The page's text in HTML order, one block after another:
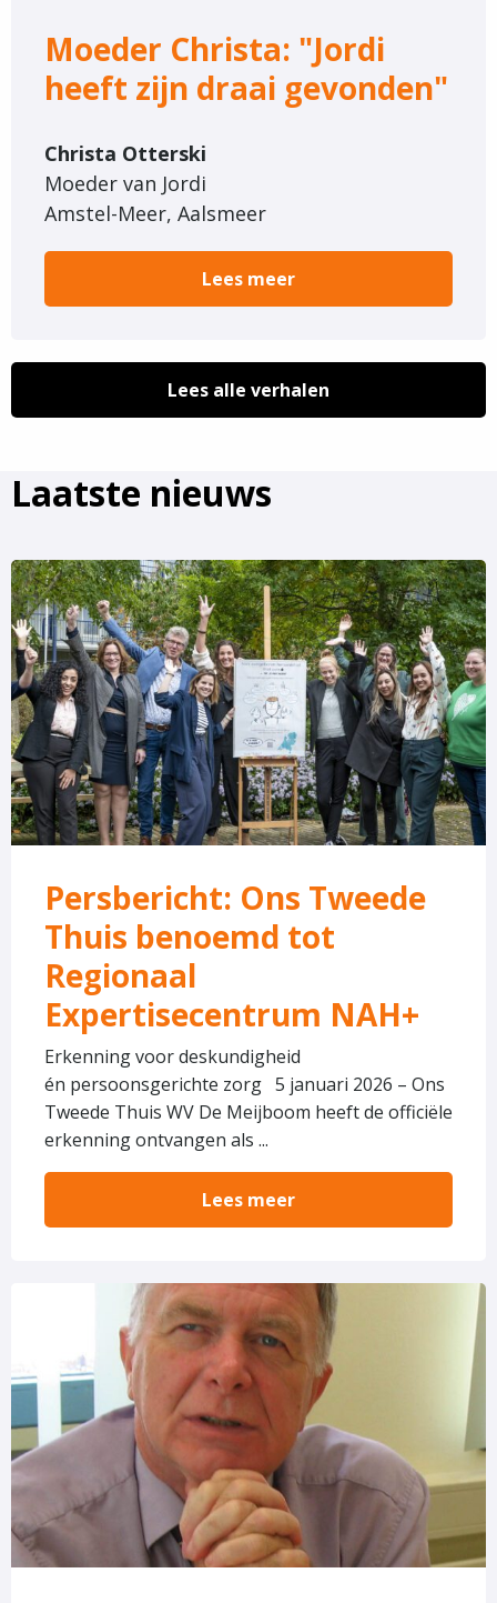
Moeder Christa: "Jordi
heeft zijn draai gevonden"
Christa Otterski
Moeder van Jordi
Amstel-Meer, Aalsmeer
Lees meer
Lees alle verhalen
Laatste nieuws
Persbericht: Ons Tweede
Thuis benoemd tot
Regionaal
Expertisecentrum NAH+
Erkenning voor deskundigheid
én persoonsgerichte zorg 5 januari 2026 – Ons
Tweede Thuis WV De Meijboom heeft de officiële
erkenning ontvangen als ...
Lees meer
Lees
meer
over
Persbericht:
Ons
Tweede
Thuis
benoemd
tot
Regionaal
NAH+
In
memoriam
Ad
van
Leeuwen